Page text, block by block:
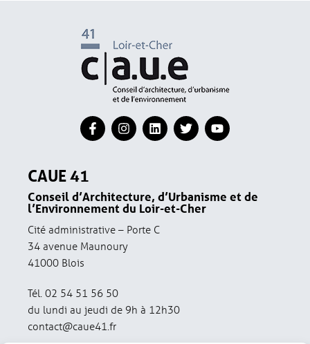
CAUE 41
Conseil d’Architecture, d’Urbanisme et de
l’Environnement du Loir-et-Cher
Cité administrative – Porte C
34 avenue Maunoury
41000 Blois
Tél. 02 54 51 56 50
du lundi au jeudi de 9h à 12h30
contact@caue41.fr